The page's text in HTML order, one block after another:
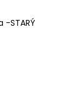
STARÝ